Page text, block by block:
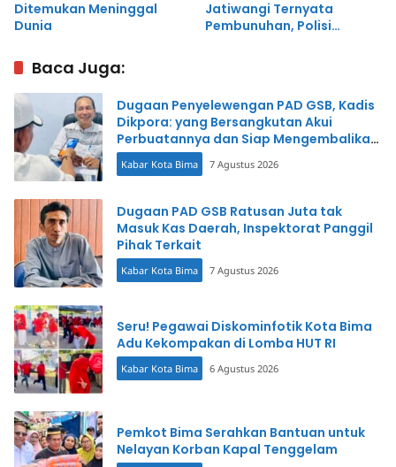
Ditemukan Meninggal
Dunia
Jatiwangi Ternyata
Pembunuhan, Polisi
Baca Juga:
Dugaan Penyelewengan PAD GSB, Kadis
Dikpora: yang Bersangkutan Akui
Perbuatannya dan Siap Mengembalikan
Uang
Kabar Kota Bima 7 Agustus 2026
Dugaan PAD GSB Ratusan Juta tak
Masuk Kas Daerah, Inspektorat Panggil
Pihak Terkait
Kabar Kota Bima 7 Agustus 2026
Seru! Pegawai Diskominfotik Kota Bima
Adu Kekompakan di Lomba HUT RI
Kabar Kota Bima 6 Agustus 2026
Pemkot Bima Serahkan Bantuan untuk
Nelayan Korban Kapal Tenggelam